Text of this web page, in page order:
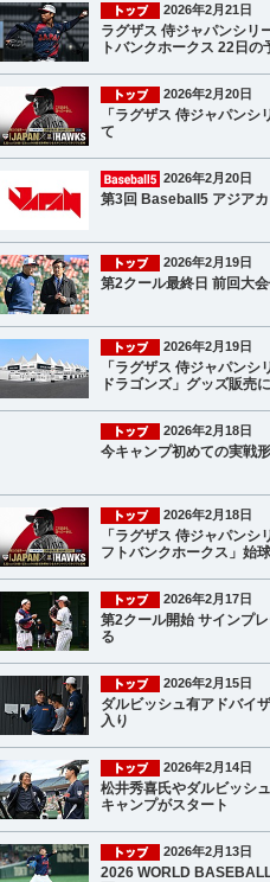
2026年2月21日
ラグザス 侍ジャパンシリ
トバンクホークス 22日
2026年2月20日
「ラグザス 侍ジャパン
て
2026年2月20日
第3回 Baseball5 アジア
2026年2月19日
第2クール最終日 前回大
2026年2月19日
「ラグザス 侍ジャパン
ドラゴンズ」グッズ販売
2026年2月18日
今キャンプ初めての実戦
2026年2月18日
「ラグザス 侍ジャパン
フトバンクホークス」始
2026年2月17日
第2クール開始 サインプ
る
2026年2月15日
ダルビッシュ有アドバイ
入り
2026年2月14日
松井秀喜氏やダルビッシ
キャンプがスタート
2026年2月13日
2026 WORLD